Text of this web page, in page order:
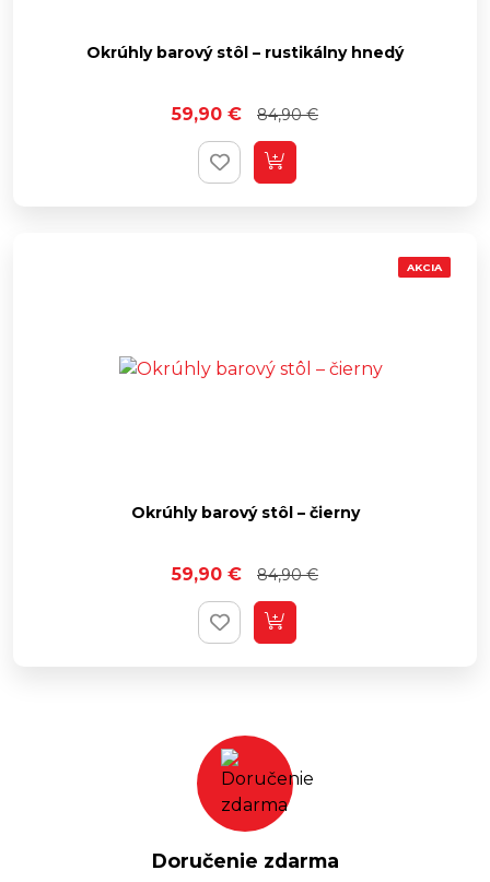
Okrúhly barový stôl – rustikálny hnedý
84,90€
59,90 €
AKCIA
Okrúhly barový stôl – čierny
84,90€
59,90 €
Doručenie zdarma